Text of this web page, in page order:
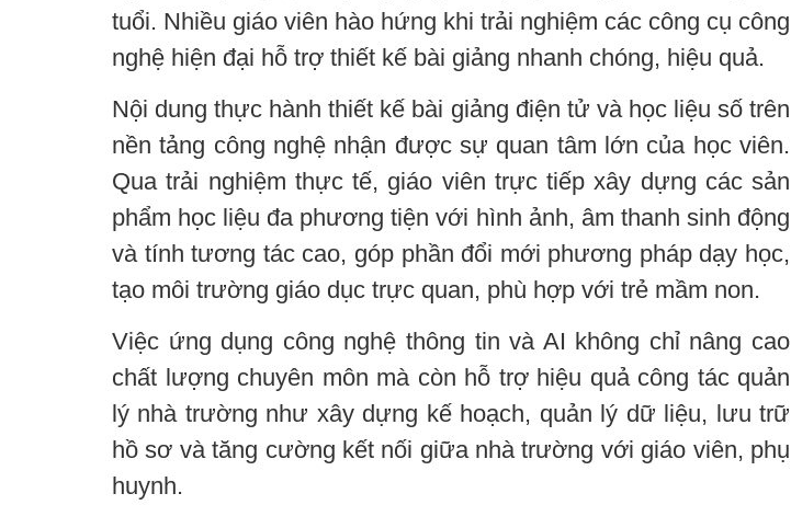
tuổi. Nhiều giáo viên hào hứng khi trải nghiệm các công cụ công
nghệ hiện đại hỗ trợ thiết kế bài giảng nhanh chóng, hiệu quả.
Nội dung thực hành thiết kế bài giảng điện tử và học liệu số trên
nền tảng công nghệ nhận được sự quan tâm lớn của học viên.
Qua trải nghiệm thực tế, giáo viên trực tiếp xây dựng các sản
phẩm học liệu đa phương tiện với hình ảnh, âm thanh sinh động
và tính tương tác cao, góp phần đổi mới phương pháp dạy học,
tạo môi trường giáo dục trực quan, phù hợp với trẻ mầm non.
Việc ứng dụng công nghệ thông tin và AI không chỉ nâng cao
chất lượng chuyên môn mà còn hỗ trợ hiệu quả công tác quản
lý nhà trường như xây dựng kế hoạch, quản lý dữ liệu, lưu trữ
hồ sơ và tăng cường kết nối giữa nhà trường với giáo viên, phụ
huynh.